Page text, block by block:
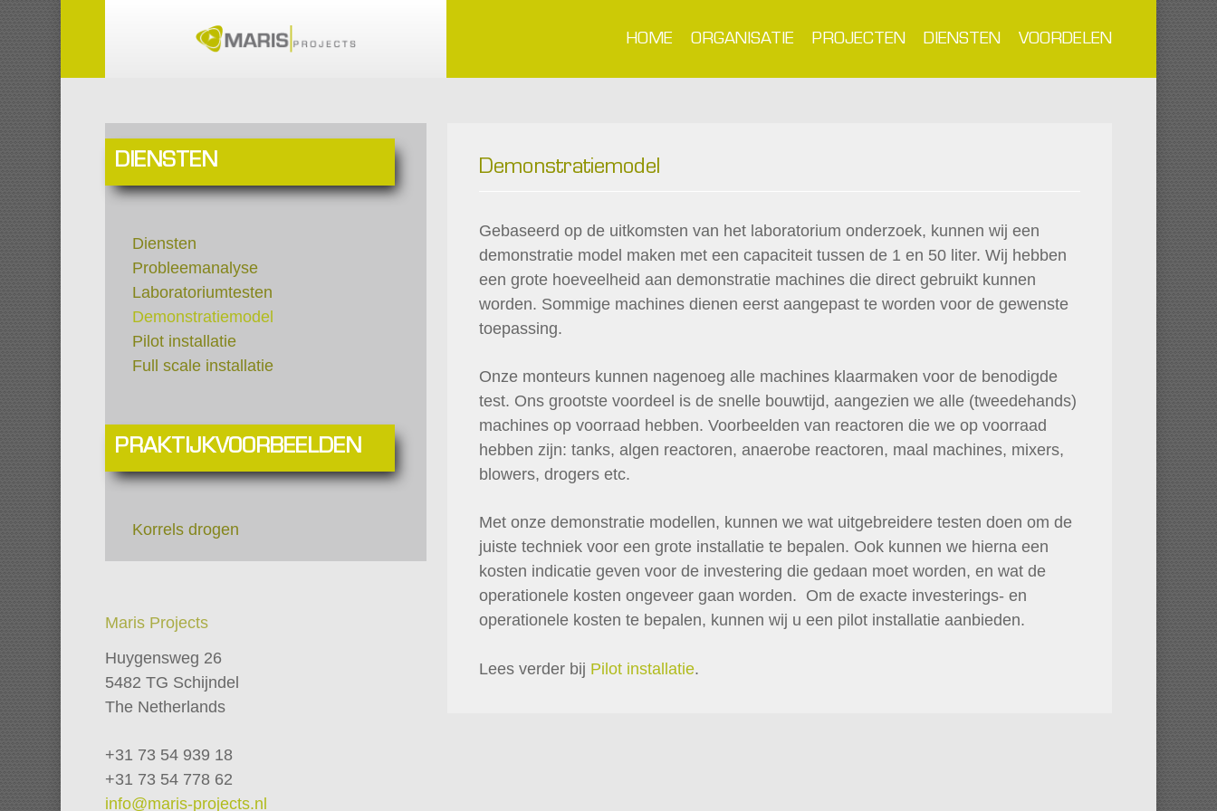
HOME ORGANISATIE PROJECTEN DIENSTEN VOORDELEN
DIENSTEN
Diensten
Probleemanalyse
Laboratoriumtesten
Demonstratiemodel
Pilot installatie
Full scale installatie
PRAKTIJKVOORBEELDEN
Korrels drogen
Maris Projects
Huygensweg 26
5482 TG Schijndel
The Netherlands
+31 73 54 939 18
+31 73 54 778 62
info@maris-projects.nl
Demonstratiemodel
Gebaseerd op de uitkomsten van het laboratorium onderzoek, kunnen wij een
demonstratie model maken met een capaciteit tussen de 1 en 50 liter. Wij hebben
een grote hoeveelheid aan demonstratie machines die direct gebruikt kunnen
worden. Sommige machines dienen eerst aangepast te worden voor de gewenste
toepassing.
Onze monteurs kunnen nagenoeg alle machines klaarmaken voor de benodigde
test. Ons grootste voordeel is de snelle bouwtijd, aangezien we alle (tweedehands)
machines op voorraad hebben. Voorbeelden van reactoren die we op voorraad
hebben zijn: tanks, algen reactoren, anaerobe reactoren, maal machines, mixers,
blowers, drogers etc.
Met onze demonstratie modellen, kunnen we wat uitgebreidere testen doen om de
juiste techniek voor een grote installatie te bepalen. Ook kunnen we hierna een
kosten indicatie geven voor de investering die gedaan moet worden, en wat de
operationele kosten ongeveer gaan worden. Om de exacte investerings- en
operationele kosten te bepalen, kunnen wij u een pilot installatie aanbieden.
Lees verder bij Pilot installatie.